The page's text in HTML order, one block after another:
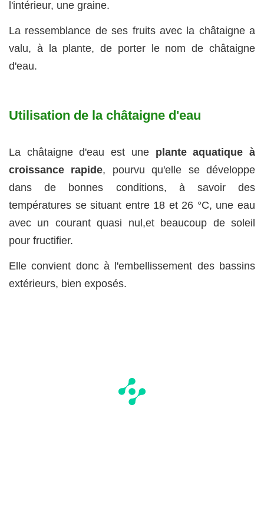
l'intérieur, une graine.
La ressemblance de ses fruits avec la châtaigne a
valu, à la plante, de porter le nom de châtaigne
d'eau.
Utilisation de la châtaigne d'eau
La châtaigne d'eau est une plante aquatique à
croissance rapide, pourvu qu'elle se développe
dans de bonnes conditions, à savoir des
températures se situant entre 18 et 26 °C, une eau
avec un courant quasi nul,et beaucoup de soleil
pour fructifier.
Elle convient donc à l'embellissement des bassins
extérieurs, bien exposés.